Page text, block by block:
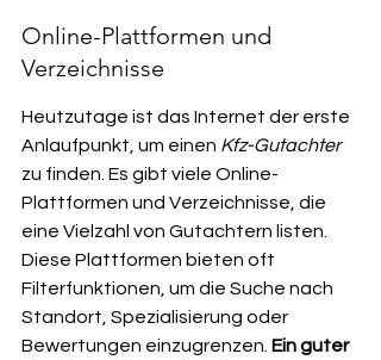
Online-Plattformen und
Verzeichnisse
Heutzutage ist das Internet der erste
Anlaufpunkt, um einen Kfz-Gutachter
zu finden. Es gibt viele Online-
Plattformen und Verzeichnisse, die
eine Vielzahl von Gutachtern listen.
Diese Plattformen bieten oft
Filterfunktionen, um die Suche nach
Standort, Spezialisierung oder
Bewertungen einzugrenzen. Ein guter